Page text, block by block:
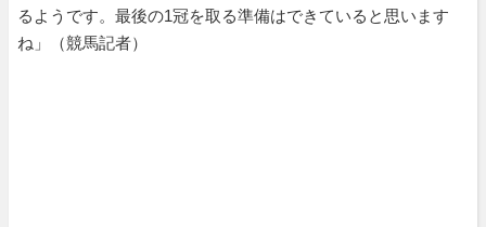
るようです。最後の1冠を取る準備はできていると思います
ね」（競馬記者）